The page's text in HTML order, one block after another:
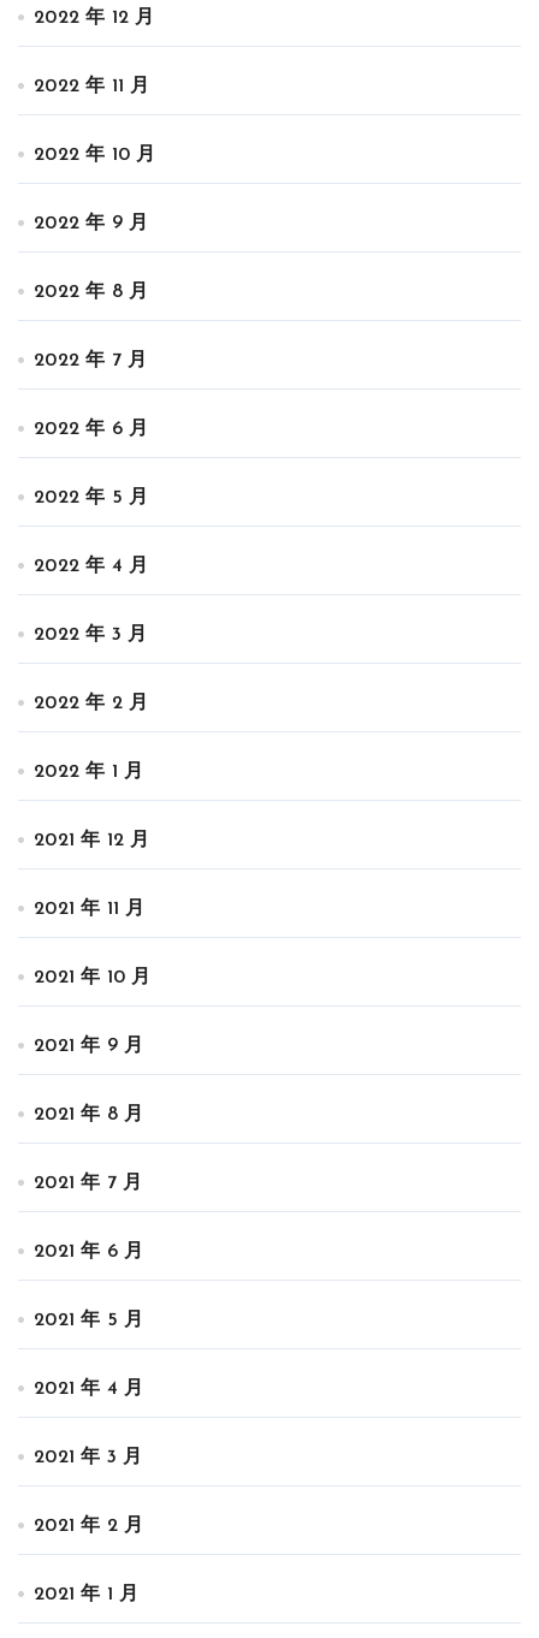
2022 年 12 月
2022 年 11 月
2022 年 10 月
2022 年 9 月
2022 年 8 月
2022 年 7 月
2022 年 6 月
2022 年 5 月
2022 年 4 月
2022 年 3 月
2022 年 2 月
2022 年 1 月
2021 年 12 月
2021 年 11 月
2021 年 10 月
2021 年 9 月
2021 年 8 月
2021 年 7 月
2021 年 6 月
2021 年 5 月
2021 年 4 月
2021 年 3 月
2021 年 2 月
2021 年 1 月